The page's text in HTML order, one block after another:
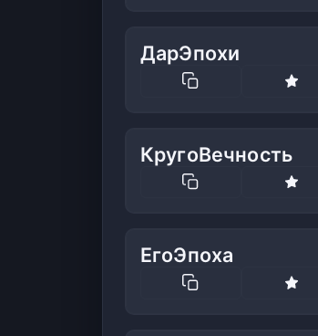
ДарЭпохи
КругоВечность
ЕгоЭпоха